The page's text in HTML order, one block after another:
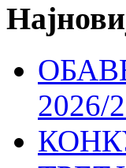
2026/